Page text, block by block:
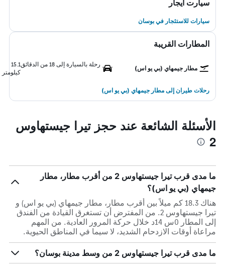
سيارت ايجار
سيارات للاستئجار في بوسان
المطارات القريبة
مطار جيمهاي (بي يو اس)
رحلة بالسيارة إلى 18 من الدقائق
15.1
كيلومتر
رحلات طيران إلى مطار جيمهاي (بي يو اس)
الأسئلة الشائعة عند حجز تيرا جيستهاوس
2
ما مدى قرب تيرا جيستهاوس 2 من أقرب مطار، مطار
جيمهاي (بي يو اس)؟
هناك 18.3 كم ميلاً بين أقرب مطار، مطار جيمهاي (بي يو اس) و
تيرا جيستهاوس 2. من المفترض أن تستغرق القيادة من الفندق
إلى المطار 0س 14د خلال حركة المرور العادية. من المهم
مراعاة أوقات الازدحام الشديد، لا سيما في المناطق الحيوية.
ما مدى قرب تيرا جيستهاوس 2 من وسط مدينة بوسان؟